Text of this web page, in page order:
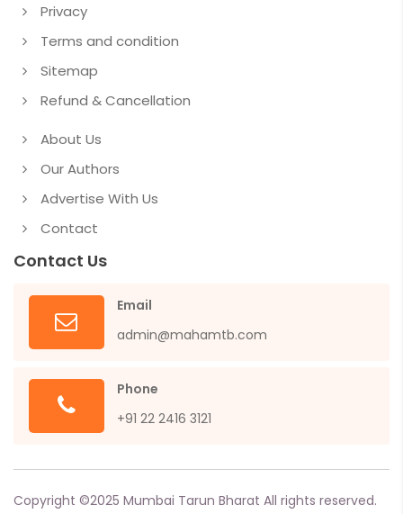
Privacy
Terms and condition
Sitemap
Refund & Cancellation
About Us
Our Authors
Advertise With Us
Contact
Contact Us
Email
admin@mahamtb.com
Phone
+91 22 2416 3121
Copyright ©2025 Mumbai Tarun Bharat All rights reserved.